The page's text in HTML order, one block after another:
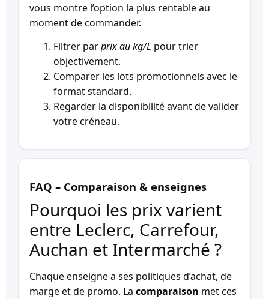
vous montre l’option la plus rentable au
moment de commander.
Filtrer parprix au kg/L pour trier
objectivement.
Comparer les lots promotionnels avec le
format standard.
Regarder la disponibilité avant de valider
votre créneau.
FAQ – Comparaison & enseignes
Pourquoi les prix varient
entre Leclerc, Carrefour,
Auchan et Intermarché ?
Chaque enseigne a ses politiques d’achat, de
marge et de promo. La comparaison met ces